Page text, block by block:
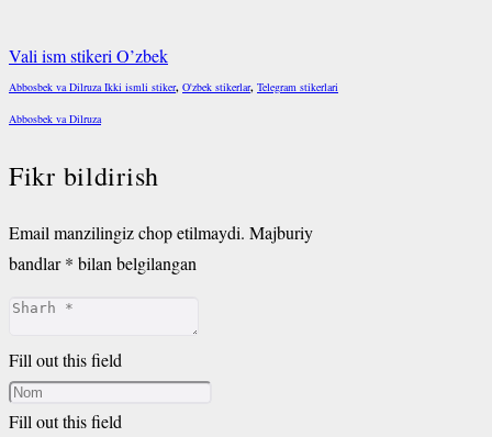
Vali ism stikeri O’zbek
Abbosbek va Dilruza Ikki ismli stiker, O'zbek stikerlar, Telegram stikerlari
Abbosbek va Dilruza
Fikr bildirish
Email manzilingiz chop etilmaydi. Majburiy
bandlar* bilan belgilangan
Fill out this field
Fill out this field